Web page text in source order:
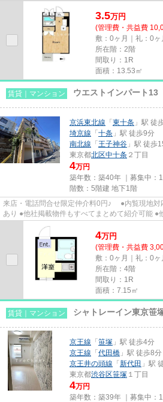
3.5万円
(管理費・共益費
敷：0ヶ月｜礼：0ヶ
所在階：2階
間取り：1R
面積：13.53㎡
賃貸｜マンション ウエストインパート13
京浜東北線 「 東十条 」駅 徒
埼京線 「 十条 」駅 徒歩9分
南北線 「 王子神谷 」駅 徒歩
東京都北区中十条 ２丁目
4万円
築年数：築40年 ｜募集中：
階数：5階建 地下1階
来店・電話問合せ限定仲介料0円♪ ●内覧現地対
あり ●他社掲載物件もすべてまとめて紹介可能 ●
4万円
(管理費・共益費
敷：0ヶ月｜礼：0ヶ
所在階：4階
間取り：1R
面積：7.15㎡
賃貸｜マンション シャトレーイン東京笹
京王線 「 笹塚 」駅 徒歩4分
京王線 「 代田橋 」駅 徒歩8分
京王井の頭線 「 新代田 」駅
東京都渋谷区笹塚 １丁目
4万円
築年数：築39年 ｜募集中：